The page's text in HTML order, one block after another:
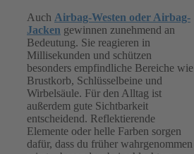
Auch Airbag-Westen oder Airbag-
Jacken gewinnen zunehmend an
Bedeutung. Sie reagieren in
Millisekunden und schützen
besonders empfindliche Bereiche wie
Brustkorb, Schlüsselbeine und
Wirbelsäule. Für den Alltag ist
außerdem gute Sichtbarkeit
entscheidend. Reflektierende
Elemente oder helle Farben sorgen
dafür, dass du früher wahrgenommen